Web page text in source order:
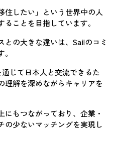
住したい」という世界中の人
ことを目指しています。
の大きな違いは、Sailのコミ
じて日本人と交流できるた
理解を深めながらキャリアを
もつながっており、企業・
の少ないマッチングを実現し